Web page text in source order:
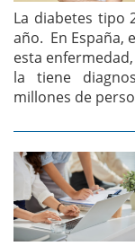
La diabetes tipo
año. En España,
esta
la tiene
millones de